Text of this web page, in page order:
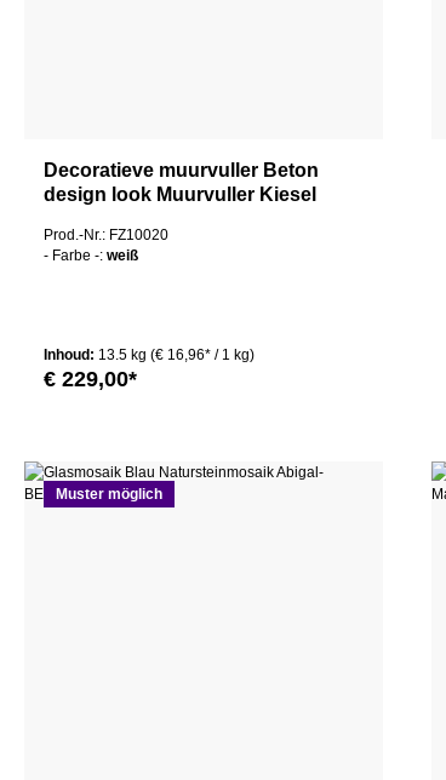
Decoratieve muurvuller Beton
design look Muurvuller Kiesel
Prod.-Nr.: FZ10020
- Farbe -: weiß
Inhoud: 13.5 kg (€ 16,96* / 1 kg)
€ 229,00*
Muster möglich